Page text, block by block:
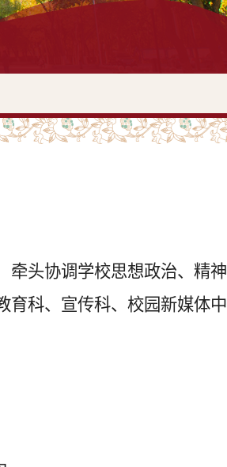
牵头协调学校思想政治、精神
育科、宣传科、校园新媒体中